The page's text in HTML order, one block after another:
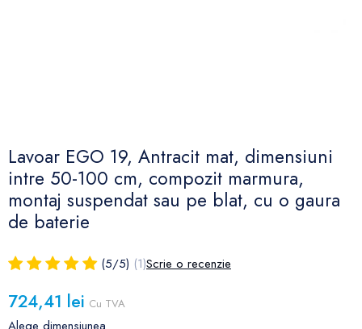
Lavoar EGO 19, Antracit mat, dimensiuni
intre 50-100 cm, compozit marmura,
montaj suspendat sau pe blat, cu o gaura
de baterie
(5/5) (1)Scrie o recenzie
724,41 lei Cu TVA